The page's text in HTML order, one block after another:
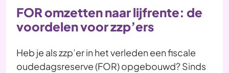
FOR omzetten naar lijfrente: de
voordelen voor zzp’ers
Heb je als zzp’er in het verleden een fiscale
oudedagsreserve (FOR) opgebouwd? Sinds